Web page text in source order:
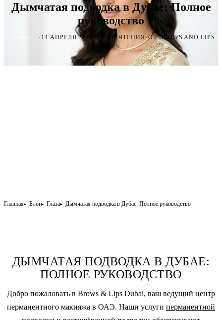
Дымчатая подводка в Дубае: Полное
руководство
ГЛАЗА · 14 АПРЕЛЯ 2026 2 МИН ЧТЕНИЯ·ОТ BROWS AND LIPS
Главная Блог Глаза Дымчатая подводка в Дубае: Полное руководство
ДЫМЧАТАЯ ПОДВОДКА В ДУБАЕ:
ПОЛНОЕ РУКОВОДСТВО
Добро пожаловать в Brows & Lips Dubai, ваш ведущий центр
перманентного макияжа в ОАЭ. Наши услуги перманентной